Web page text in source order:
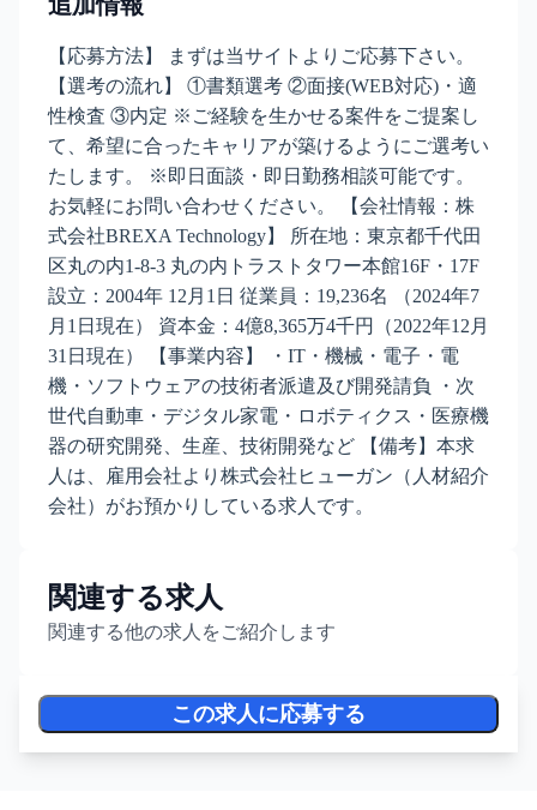
【応募方法】 まずは当サイトよりご応募下さい。
【選考の流れ】 ①書類選考 ②面接(WEB対応)・適
性検査 ③内定 ※ご経験を生かせる案件をご提案し
て、希望に合ったキャリアが築けるようにご選考い
たします。 ※即日面談・即日勤務相談可能です。
お気軽にお問い合わせください。 【会社情報：株
式会社BREXA Technology】 所在地：東京都千代田
区丸の内1-8-3 丸の内トラストタワー本館16F・17F
設立：2004年 12月1日 従業員：19,236名 （2024年7
月1日現在） 資本金：4億8,365万4千円（2022年12月
31日現在） 【事業内容】 ・IT・機械・電子・電
機・ソフトウェアの技術者派遣及び開発請負 ・次
世代自動車・デジタル家電・ロボティクス・医療機
器の研究開発、生産、技術開発など 【備考】本求
人は、雇用会社より株式会社ヒューガン（人材紹介
会社）がお預かりしている求人です。
関連する求人
関連する他の求人をご紹介します
この求人に応募する